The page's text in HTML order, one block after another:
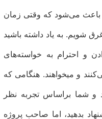
باعث می‌شود که وقتی زمان
شویم. به یاد داشته باشید
و احترام به خواسته‌های
و میخواهند. هنگامی که
شما براساس تجربه نظر
بدهید، اما صاحب پروژه